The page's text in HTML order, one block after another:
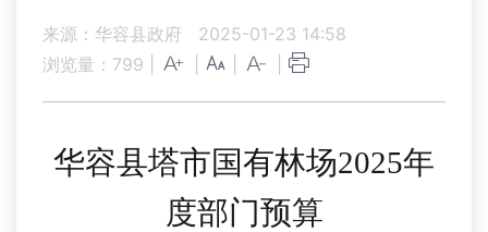
来源：华容县政府
2025-01-23 14:58
浏览量： 799
华容县塔市国有林场2025年
度部门预算